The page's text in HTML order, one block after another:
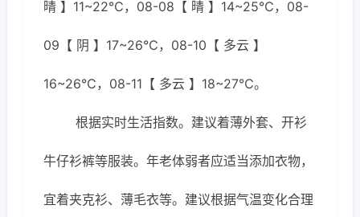
晴 】11~22℃，08-08【 晴 】14~25℃，08-
09【 阴 】17~26℃，08-10【 多云 】
16~26℃，08-11【 多云 】18~27℃。
根据实时生活指数。建议着薄外套、开衫
牛仔衫裤等服装。年老体弱者应适当添加衣物，
宜着夹克衫、薄毛衣等。建议根据气温变化合理